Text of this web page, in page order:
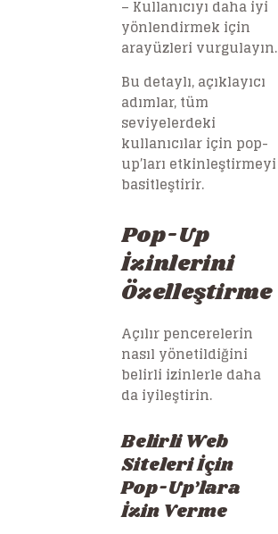
– Kullanıcıyı daha iyi
yönlendirmek için
arayüzleri vurgulayın.
Bu detaylı, açıklayıcı
adımlar, tüm
seviyelerdeki
kullanıcılar için pop-
up’ları etkinleştirmeyi
basitleştirir.
Pop-Up
İzinlerini
Özelleştirme
Açılır pencerelerin
nasıl yönetildiğini
belirli izinlerle daha
da iyileştirin.
Belirli Web
Siteleri İçin
Pop-Up’lara
İzin Verme